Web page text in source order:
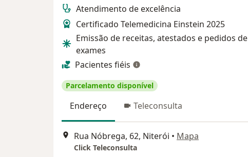
Atendimento de excelência
Certificado Telemedicina Einstein 2025
Emissão de receitas, atestados e pedidos de
exames
Pacientes fiéis
Parcelamento disponível
Endereço Teleconsulta
Rua Nóbrega, 62, Niterói • Mapa
Click Teleconsulta